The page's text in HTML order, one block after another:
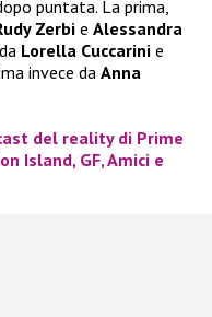
puntata. La prima,
Zerbie Alessandra
Lorella Cuccarini e
invece da Anna
del reality di Prime
Island, GF, Amici e